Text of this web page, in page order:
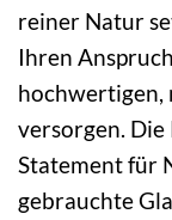
reiner Natur
Ihren
hochwertigen,
versorgen.
Statement für
gebrauchte